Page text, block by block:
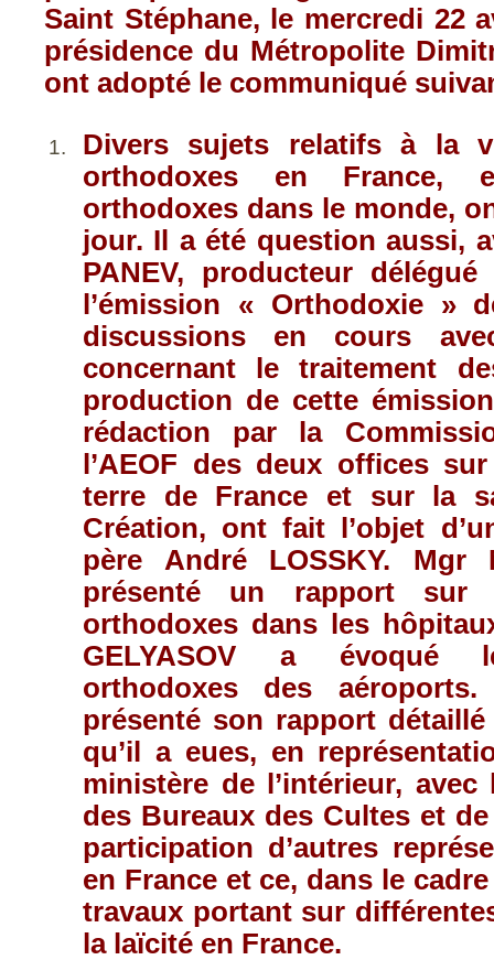
Saint Stéphane, le mercredi 22
présidence du Métropolite
ont adopté le communiqué
Divers sujets relatifs à la
orthodoxes en France,
orthodoxes dans le monde,
jour. Il a été question aussi,
PANEV, producteur
l’émission « Orthodoxie »
discussions en cours
concernant le traitement
production de cette
rédaction par la
l’AEOF des deux offices
terre de France et sur la
Création, ont fait l’objet
père André LOSSKY. Mgr
présenté un rapport sur
orthodoxes dans les
GELYASOV a évoqué
orthodoxes des
présenté son rapport
qu’il a eues, en
ministère de l’intérieur, avec
des Bureaux des Cultes et
participation d’autres
en France et ce, dans le
travaux portant sur
la laïcité en France.